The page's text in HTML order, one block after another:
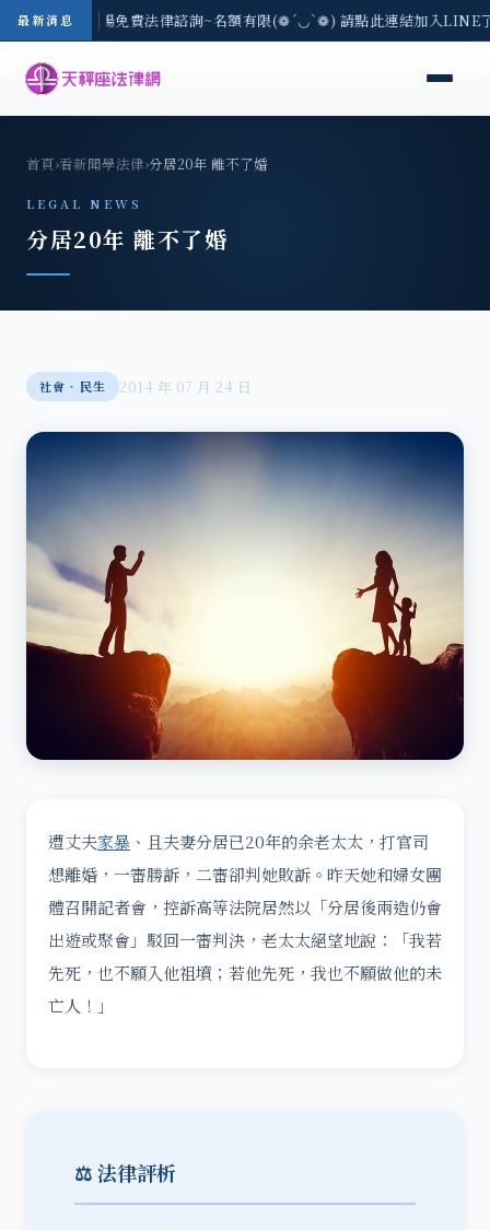
最新消息
區-8/3(一) 現場免費法律諮詢~名額有限(❁´◡`❁) 請點此連結加入
首頁›看新聞學法律›分居20年 離不了婚
LEGAL NEWS
分居20年 離不了婚
社會‧民生 2014 年 07 月 24 日
遭丈夫家暴 、且夫妻分居已20年的余老太太，打官司
想離婚，一審勝訴，二審卻判她敗訴。昨天她和婦女團
體召開記者會，控訴高等法院居然以「分居後兩造仍會
出遊或聚會」駁回一審判決，老太太絕望地說：「我若
先死，也不願入他祖墳；若他先死，我也不願做他的未
亡人！」
⚖️ 法律評析